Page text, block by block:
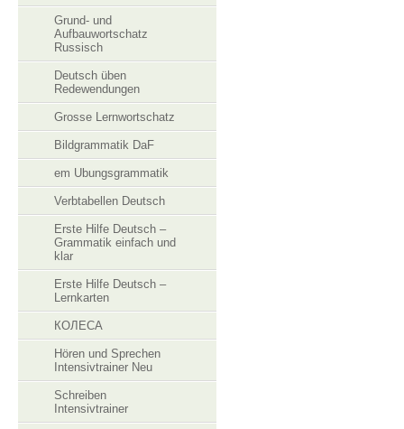
Grund- und
Aufbauwortschatz
Russisch
Deutsch üben
Redewendungen
Grosse Lernwortschatz
Bildgrammatik DaF
em Ubungsgrammatik
Verbtabellen Deutsch
Erste Hilfe Deutsch –
Grammatik einfach und
klar
Erste Hilfe Deutsch –
Lernkarten
КОЛЕСА
Hören und Sprechen
Intensivtrainer Neu
Schreiben
Intensivtrainer